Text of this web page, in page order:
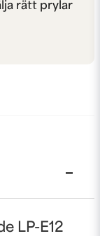
rätt prylar
LP-E12